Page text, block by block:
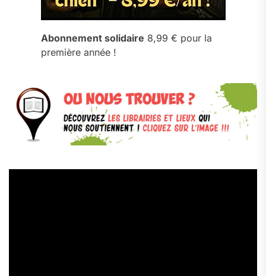
Abonnement solidaire 8,99 € pour la
première année !